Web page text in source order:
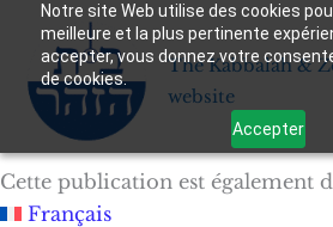
Notre site Web utilise des cookies
meilleure et la plus pertinente
accepter, vous donnez votre
de cookies.
Accepter
Skip
content
The Kabbalah &
website
Cette publication est également
Français